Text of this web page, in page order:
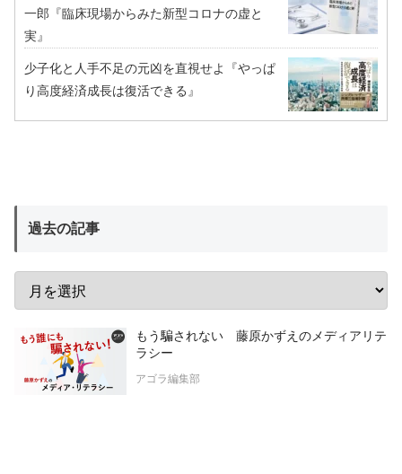
一郎『臨床現場からみた新型コロナの虚と
実』
少子化と人手不足の元凶を直視せよ『やっぱ
り高度経済成長は復活できる』
過去の記事
もう騙されない 藤原かずえのメディアリテ
ラシー
アゴラ編集部